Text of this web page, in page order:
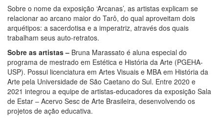
Sobre o nome da exposição ‘Arcanas’, as artistas explicam se
relacionar ao arcano maior do Tarô, do qual aproveitam dois
arquétipos: a sacerdotisa e a imperatriz, através dos quais
trabalham seus auto-retratos.
Sobre as artistas – Bruna Marassato é aluna especial do
programa de mestrado em Estética e História da Arte (PGEHA-
USP). Possui licenciatura em Artes Visuais e MBA em História da
Arte pela Universidade de São Caetano do Sul. Entre 2020 e
2021 integrou a equipe de artistas-educadores da exposição Sala
de Estar – Acervo Sesc de Arte Brasileira, desenvolvendo os
projetos de ação educativa.